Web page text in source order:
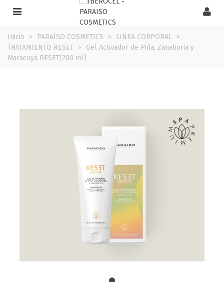
Inicio > PARAÍSO COSMETICS > LINEA CORPORAL >
TRATAMIENTO RESET >
Gel Activador de Piña, Zanahoria y
Maracuyá RESET(200 ml)